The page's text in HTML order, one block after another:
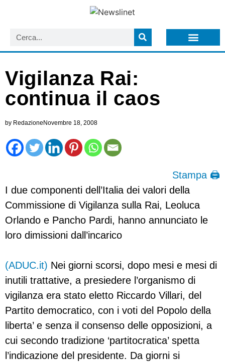
Vigilanza Rai:
continua il caos
by RedazioneNovembre 18, 2008
Stampa 🖨
I due componenti dell’Italia dei valori della
Commissione di Vigilanza sulla Rai, Leoluca
Orlando e Pancho Pardi, hanno annunciato le
loro dimissioni dall’incarico
(ADUC.it) Nei giorni scorsi, dopo mesi e mesi di
inutili trattative, a presiedere l’organismo di
vigilanza era stato eletto Riccardo Villari, del
Partito democratico, con i voti del Popolo della
liberta’ e senza il consenso delle opposizioni, a
cui secondo tradizione ‘partitocratica’ spetta
l’indicazione del presidente. Da giorni si